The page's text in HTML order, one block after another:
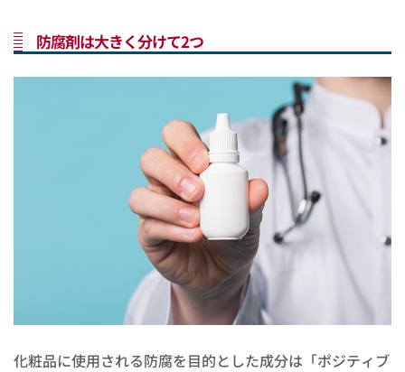
防腐剤は大きく分けて2つ
化粧品に使用される防腐を目的とした成分は「ポジティブ